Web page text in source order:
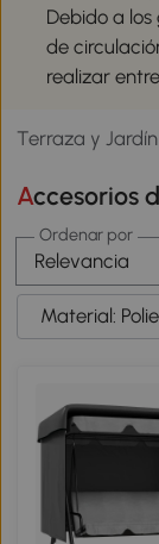
Debido a
de
realizar
Terraza y Jardín
Ordenar por
Relevancia
Material: